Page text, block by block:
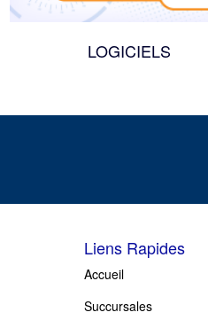
LOGICIELS
Liens Rapides
Accueil
Succursales